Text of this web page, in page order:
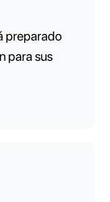
preparado
para sus